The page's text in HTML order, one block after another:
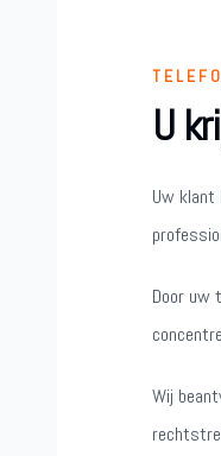
U
Uw
Door uw
Wij